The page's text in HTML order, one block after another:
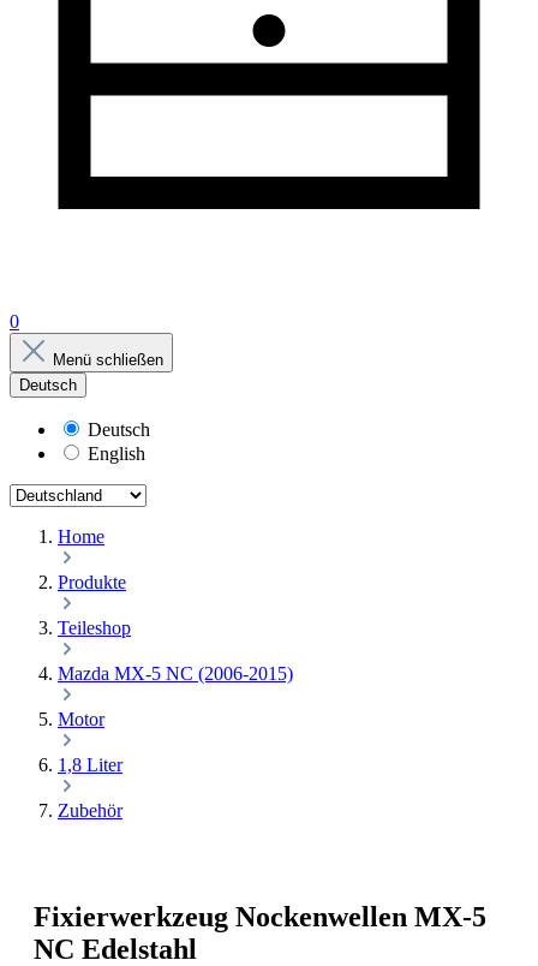
0
Menü schließen
Deutsch
Deutsch
English
Home
Produkte
Teileshop
Mazda MX-5 NC (2006-2015)
Motor
1,8 Liter
Zubehör
Fixierwerkzeug Nockenwellen MX-5
NC Edelstahl